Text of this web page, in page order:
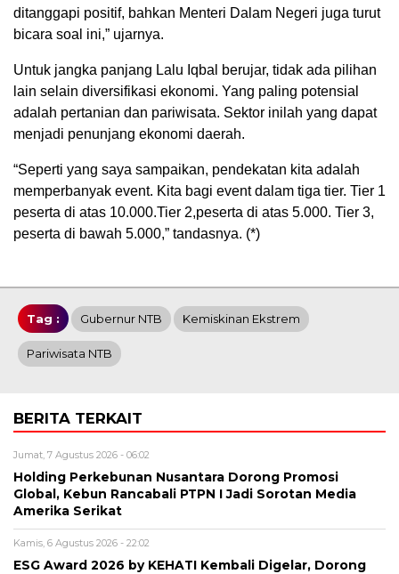
ditanggapi positif, bahkan Menteri Dalam Negeri juga turut
bicara soal ini,” ujarnya.
Untuk jangka panjang Lalu Iqbal berujar, tidak ada pilihan
lain selain diversifikasi ekonomi. Yang paling potensial
adalah pertanian dan pariwisata. Sektor inilah yang dapat
menjadi penunjang ekonomi daerah.
“Seperti yang saya sampaikan, pendekatan kita adalah
memperbanyak event. Kita bagi event dalam tiga tier. Tier 1
peserta di atas 10.000.Tier 2,peserta di atas 5.000. Tier 3,
peserta di bawah 5.000,” tandasnya. (*)
Tag : Gubernur NTB Kemiskinan Ekstrem
Pariwisata NTB
BERITA TERKAIT
Jumat, 7 Agustus 2026 - 06:02
Holding Perkebunan Nusantara Dorong Promosi
Global, Kebun Rancabali PTPN I Jadi Sorotan Media
Amerika Serikat
Kamis, 6 Agustus 2026 - 22:02
ESG Award 2026 by KEHATI Kembali Digelar, Dorong